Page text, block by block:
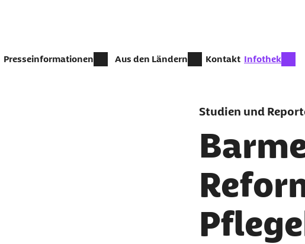
Presseinformationen Aus den Ländern Kontakt zur Zeit aktiv:
Infothek
Studien und